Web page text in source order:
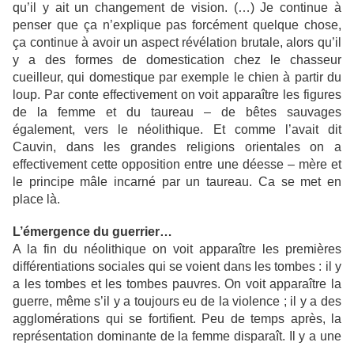
qu’il y ait un changement de vision. (…) Je continue à
penser que ça n’explique pas forcément quelque chose,
ça continue à avoir un aspect révélation brutale, alors qu’il
y a des formes de domestication chez le chasseur
cueilleur, qui domestique par exemple le chien à partir du
loup. Par conte effectivement on voit apparaître les figures
de la femme et du taureau – de bêtes sauvages
également, vers le néolithique. Et comme l’avait dit
Cauvin, dans les grandes religions orientales on a
effectivement cette opposition entre une déesse – mère et
le principe mâle incarné par un taureau. Ca se met en
place là.
L’émergence du guerrier…
A la fin du néolithique on voit apparaître les premières
différentiations sociales qui se voient dans les tombes : il y
a les tombes et les tombes pauvres. On voit apparaître la
guerre, même s’il y a toujours eu de la violence ; il y a des
agglomérations qui se fortifient. Peu de temps après, la
représentation dominante de la femme disparaît. Il y a une